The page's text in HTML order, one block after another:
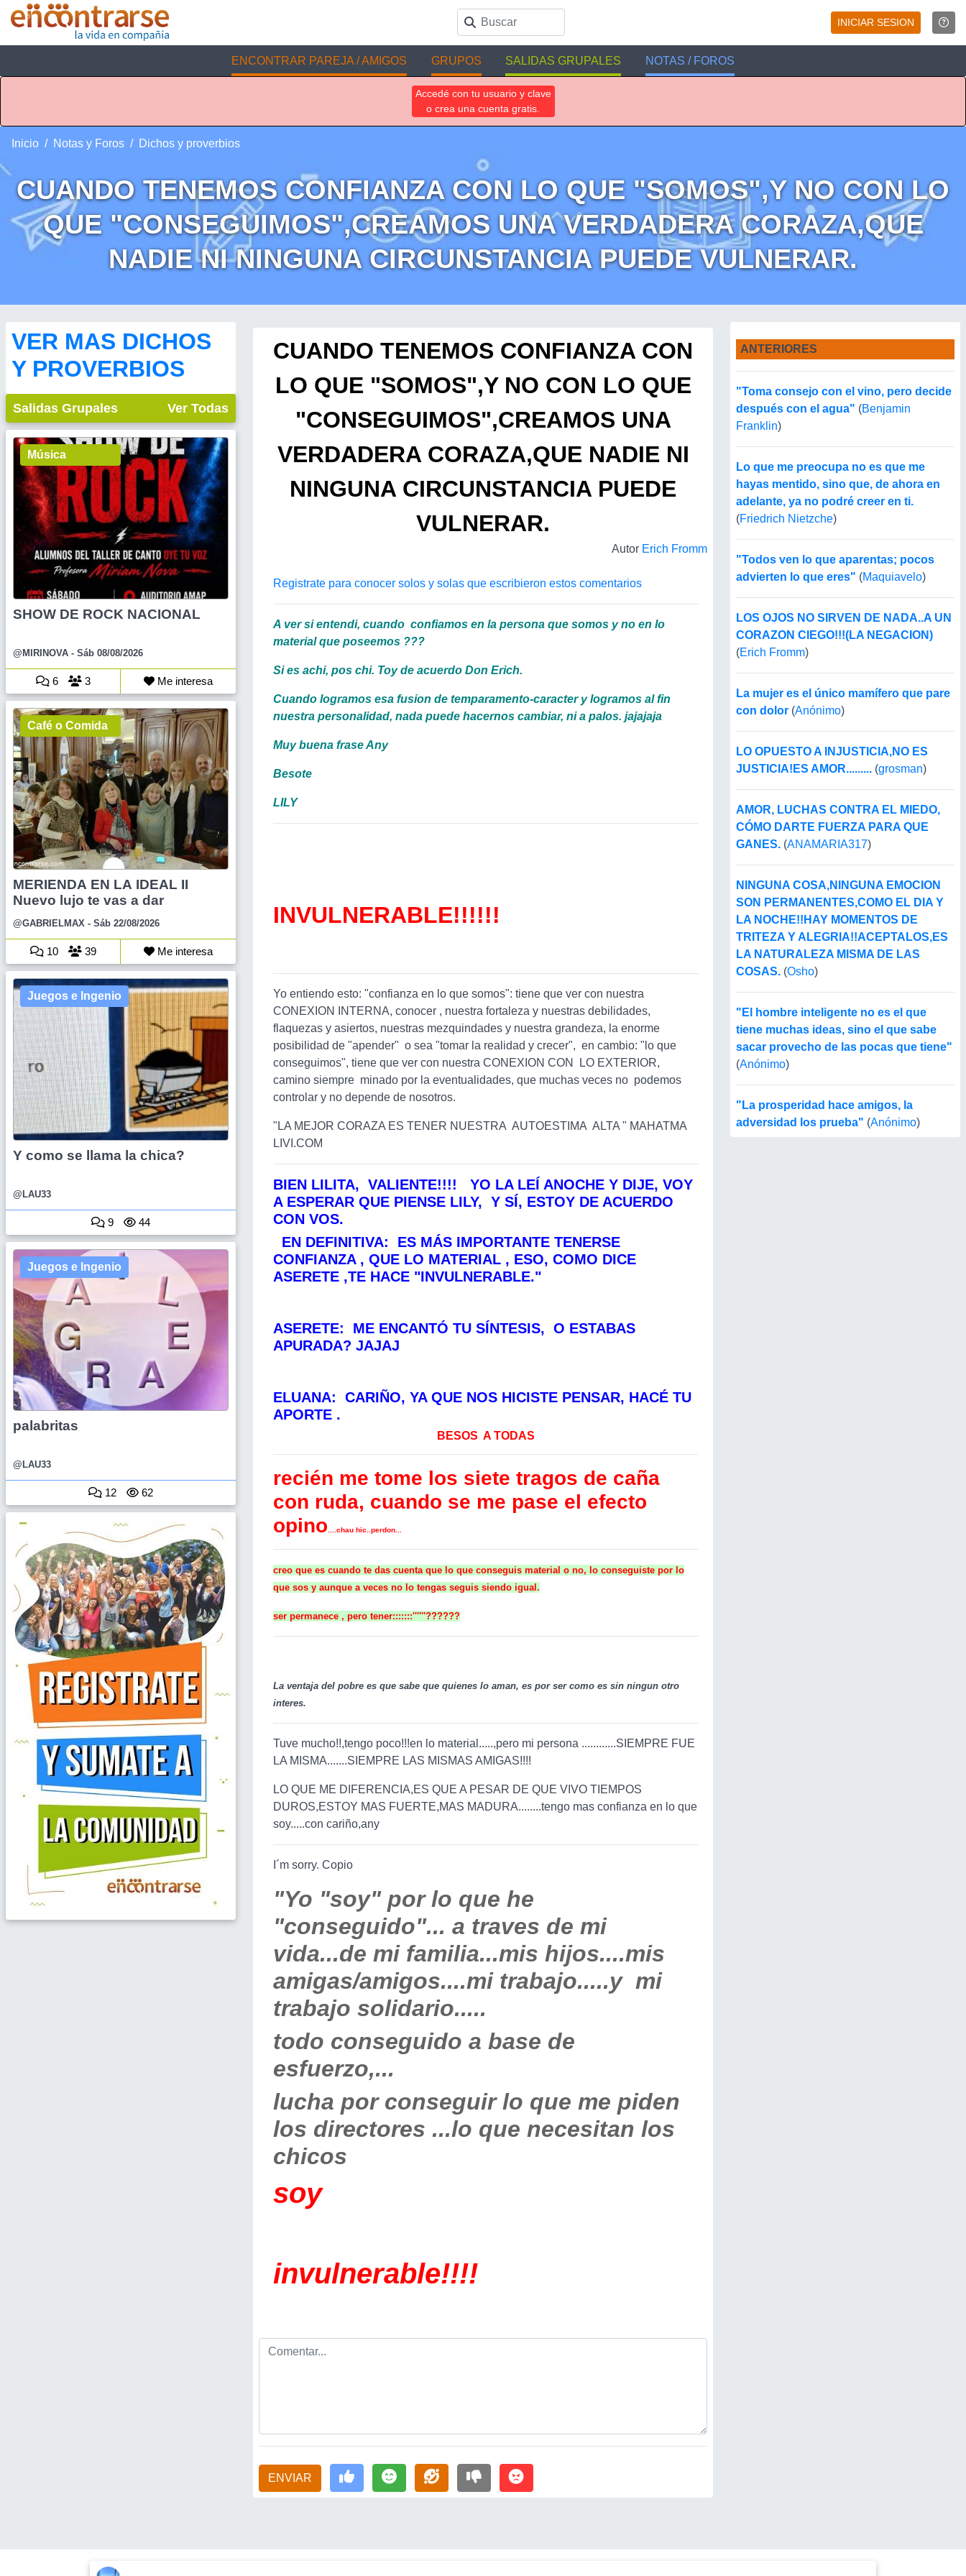
INICIAR SESION
ENCONTRAR PAREJA / AMIGOS GRUPOS SALIDAS GRUPALES NOTAS / FOROS
Accedé con tu usuario y clave
o crea una cuenta gratis.
Inicio Notas y Foros Dichos y proverbios
CUANDO TENEMOS CONFIANZA CON LO QUE "SOMOS",Y NO CON LO
QUE "CONSEGUIMOS",CREAMOS UNA VERDADERA CORAZA,QUE
NADIE NI NINGUNA CIRCUNSTANCIA PUEDE VULNERAR.
VER MAS DICHOS
Y PROVERBIOS
Salidas Grupales Ver Todas
Música
SHOW DE ROCK NACIONAL
@MIRINOVA - Sáb 08/08/2026
6 3 Me interesa
Café o Comida
MERIENDA EN LA IDEAL II
Nuevo lujo te vas a dar
@GABRIELMAX - Sáb 22/08/2026
10 39 Me interesa
Juegos e Ingenio
Y como se llama la chica?
@LAU33
9 44
Juegos e Ingenio
palabritas
@LAU33
12 62
CUANDO TENEMOS CONFIANZA CON
LO QUE "SOMOS",Y NO CON LO QUE
"CONSEGUIMOS",CREAMOS UNA
VERDADERA CORAZA,QUE NADIE NI
NINGUNA CIRCUNSTANCIA PUEDE
VULNERAR.
Autor Erich Fromm
Registrate para conocer solos y solas que escribieron estos comentarios
A ver si entendi, cuando confiamos en la persona que somos y no en lo
material que poseemos ???
Si es achi, pos chi. Toy de acuerdo Don Erich.
Cuando logramos esa fusion de temparamento-caracter y logramos al fin
nuestra personalidad, nada puede hacernos cambiar, ni a palos. jajajaja
Muy buena frase Any
Besote
LILY
INVULNERABLE!!!!!!
Yo entiendo esto: "confianza en lo que somos": tiene que ver con nuestra
CONEXION INTERNA, conocer , nuestra fortaleza y nuestras debilidades,
flaquezas y asiertos, nuestras mezquindades y nuestra grandeza, la enorme
posibilidad de "apender" o sea "tomar la realidad y crecer", en cambio: "lo que
conseguimos", tiene que ver con nuestra CONEXION CON LO EXTERIOR,
camino siempre minado por la eventualidades, que muchas veces no podemos
controlar y no depende de nosotros.
"LA MEJOR CORAZA ES TENER NUESTRA AUTOESTIMA ALTA " MAHATMA
LIVI.COM
BIEN LILITA, VALIENTE!!!! YO LA LEÍ ANOCHE Y DIJE, VOY
A ESPERAR QUE PIENSE LILY, Y SÍ, ESTOY DE ACUERDO
CON VOS.
EN DEFINITIVA: ES MÁS IMPORTANTE TENERSE
CONFIANZA , QUE LO MATERIAL , ESO, COMO DICE
ASERETE ,TE HACE "INVULNERABLE."
ASERETE: ME ENCANTÓ TU SÍNTESIS, O ESTABAS
APURADA? JAJAJ
ELUANA: CARIÑO, YA QUE NOS HICISTE PENSAR, HACÉ TU
APORTE .
BESOS A TODAS
recién me tome los siete tragos de caña
con ruda, cuando se me pase el efecto
opino ....chau hic..perdon...
creo que es cuando te das cuenta que lo que conseguis material o no, lo conseguiste por lo
que sos y aunque a veces no lo tengas seguis siendo igual.
ser permanece , pero tener:::::::''''''??????
La ventaja del pobre es que sabe que quienes lo aman, es por ser como es sin ningun otro
interes.
Tuve mucho!!,tengo poco!!!en lo material.....,pero mi persona ............SIEMPRE FUE
LA MISMA.......SIEMPRE LAS MISMAS AMIGAS!!!!
LO QUE ME DIFERENCIA,ES QUE A PESAR DE QUE VIVO TIEMPOS
DUROS,ESTOY MAS FUERTE,MAS MADURA........tengo mas confianza en lo que
soy.....con cariño,any
I´m sorry. Copio
"Yo "soy" por lo que he
"conseguido"... a traves de mi
vida...de mi familia...mis hijos....mis
amigas/amigos....mi trabajo.....y mi
trabajo solidario.....
todo conseguido a base de
esfuerzo,...
lucha por conseguir lo que me piden
los directores ...lo que necesitan los
chicos
soy
invulnerable!!!!
ENVIAR
ANTERIORES
"Toma consejo con el vino, pero decide
después con el agua" (Benjamin
Franklin)
Lo que me preocupa no es que me
hayas mentido, sino que, de ahora en
adelante, ya no podré creer en ti.
(Friedrich Nietzche)
"Todos ven lo que aparentas; pocos
advierten lo que eres" (Maquiavelo)
LOS OJOS NO SIRVEN DE NADA..A UN
CORAZON CIEGO!!!(LA NEGACION)
(Erich Fromm)
La mujer es el único mamífero que pare
con dolor (Anónimo)
LO OPUESTO A INJUSTICIA,NO ES
JUSTICIA!ES AMOR......... (grosman)
AMOR, LUCHAS CONTRA EL MIEDO,
CÓMO DARTE FUERZA PARA QUE
GANES. (ANAMARIA317)
NINGUNA COSA,NINGUNA EMOCION
SON PERMANENTES,COMO EL DIA Y
LA NOCHE!!HAY MOMENTOS DE
TRITEZA Y ALEGRIA!!ACEPTALOS,ES
LA NATURALEZA MISMA DE LAS
COSAS. (Osho)
"El hombre inteligente no es el que
tiene muchas ideas, sino el que sabe
sacar provecho de las pocas que tiene"
(Anónimo)
"La prosperidad hace amigos, la
adversidad los prueba" (Anónimo)